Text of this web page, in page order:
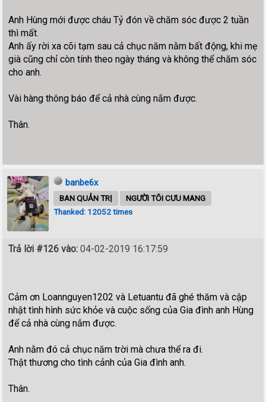
Anh Hùng mới được cháu Tỷ đón về chăm sóc được 2 tuần
thì mất.
Anh ấy rời xa cõi tạm sau cả chục năm nằm bất động, khi mẹ
già cũng chỉ còn tính theo ngày tháng và không thể chăm sóc
cho anh.
Vài hàng thông báo để cả nhà cùng nắm được.
Thân.
banbe6x
BAN QUẢN TRỊ
NGƯỜI TÔI CƯU MANG
Thanked: 12052 times
Trả lời #126 vào: 04-02-2019 16:17:59
Cảm ơn Loannguyen1202 và Letuantu đã ghé thăm và cập
nhật tình hình sức khỏe và cuộc sống của Gia đình anh Hùng
để cả nhà cùng nắm được.
Anh nằm đó cả chục năm trời mà chưa thể ra đi.
Thật thương cho tình cảnh của Gia đình anh.
Thân.